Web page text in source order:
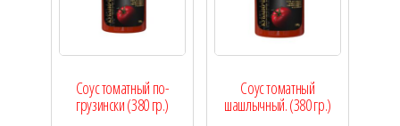
Соус томатный по-
грузински (380 гр.)
Соус томатный
шашлычный. (380 гр.)